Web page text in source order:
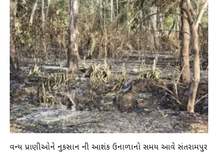
વન્ય પ્રાણીઓને નુકસાન ની આશંક ઉનાળાનો સમય આવે સંતરામપુર